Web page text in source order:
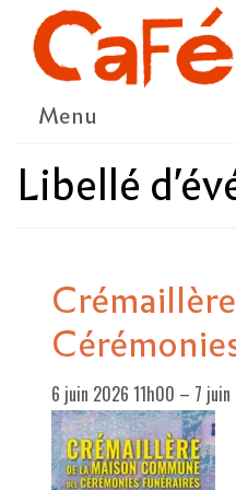
Menu
LE PROJET
NOUS SOUTENIR
LE PROGRAMME
DÉTAIL DES
LA SAISON CULTURELLE
Libellé
6 juin 2026 11h00 – 7